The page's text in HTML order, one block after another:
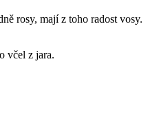
rosy, mají z toho radost vosy.
včel z jara.